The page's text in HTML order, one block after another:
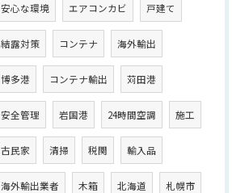
安心な環境 エアコンカビ 戸建て
結露対策 コンテナ 海外輸出
博多港 コンテナ輸出 苅田港
安全管理 岩国港 24時間空調 施工
古民家 清掃 税関 輸入品
海外輸出業者 木箱 北海道 札幌市